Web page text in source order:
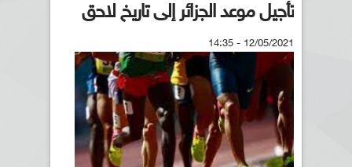
تأجيل موعد الجزائر إلى تاريخ لاحق
12/05/2021 - 14:35